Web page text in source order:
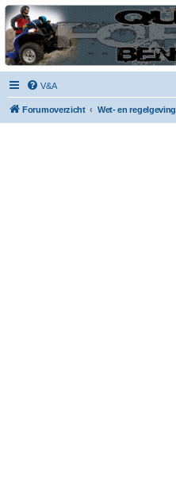
| QFB |
Hét quadforum van de Benelux
V&A
Forumoverzicht Wet- en regelgeving